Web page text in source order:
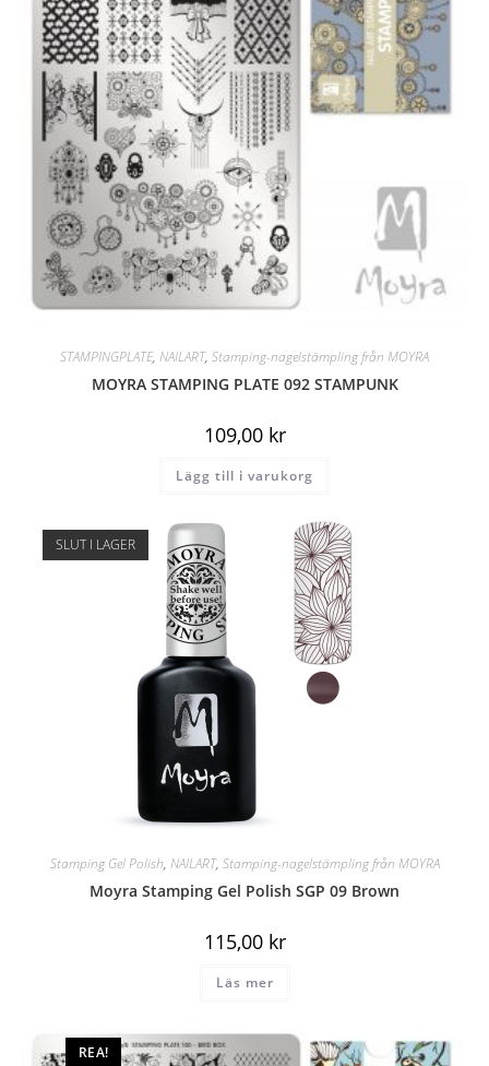
STAMPINGPLATE, NAILART, Stamping-nagelstämpling från MOYRA
MOYRA STAMPING PLATE 092 STAMPUNK
109,00 kr
Lägg till i varukorg
SLUT I LAGER
Stamping Gel Polish, NAILART, Stamping-nagelstämpling från MOYRA
Moyra Stamping Gel Polish SGP 09 Brown
115,00 kr
Läs mer
REA!